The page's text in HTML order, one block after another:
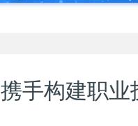
携手构建职业